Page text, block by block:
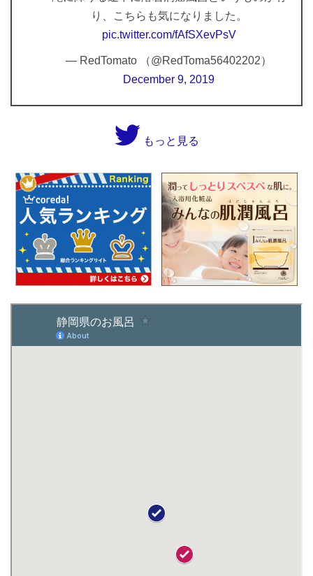
り、こちらも気になりました。
pic.twitter.com/fAfSXevPsV
— RedTomato （@RedToma56402202）
December 9, 2019
もっと見る